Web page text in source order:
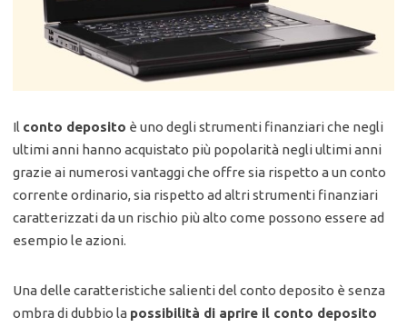
Il conto deposito è uno degli strumenti finanziari che negli
ultimi anni hanno acquistato più popolarità negli ultimi anni
grazie ai numerosi vantaggi che offre sia rispetto a un conto
corrente ordinario, sia rispetto ad altri strumenti finanziari
caratterizzati da un rischio più alto come possono essere ad
esempio le azioni.
Una delle caratteristiche salienti del conto deposito è senza
ombra di dubbio la possibilità di aprire il conto deposito